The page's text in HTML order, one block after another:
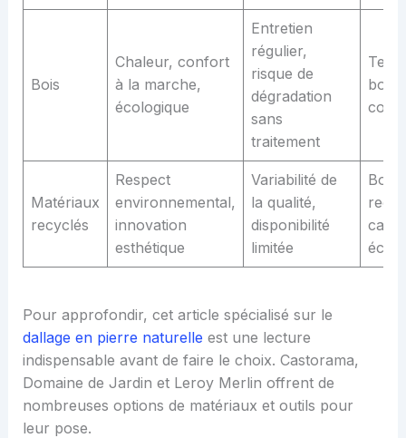
Bois
Chaleur, confort
à la marche,
écologique
Entretien
régulier,
risque de
dégradation
sans
traitement
bois
Matériaux
recyclés
Respect
environnemental,
innovation
esthétique
Variabilité de
la qualité,
disponibilité
limitée
Bois
Pour approfondir, cet article spécialisé sur le
dallage en pierre naturelle est une lecture
indispensable avant de faire le choix. Castorama,
Domaine de Jardin et Leroy Merlin offrent de
nombreuses options de matériaux et outils pour
leur pose.